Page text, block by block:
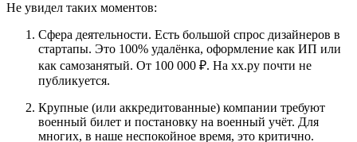
Не увидел таких моментов:
Сфера деятельности. Есть большой спрос дизайнеров в
стартапы. Это 100% удалёнка, оформление как ИП или
как самозанятый. От 100 000 ₽. На хх.ру почти не
публикуется.
Крупные (или аккредитованные) компании требуют
военный билет и постановку на военный учёт. Для
многих, в наше неспокойное время, это критично.